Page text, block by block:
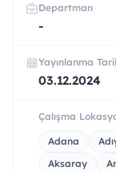
Departman
-
Yayınlanma
03.12.2024
Çalışma
Adana
Aksaray